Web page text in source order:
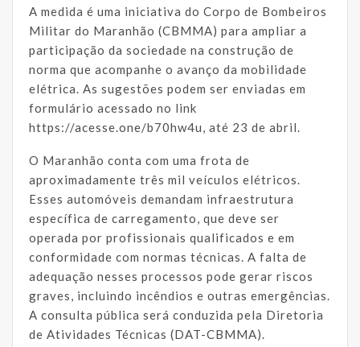
A medida é uma iniciativa do Corpo de Bombeiros
Militar do Maranhão (CBMMA) para ampliar a
participação da sociedade na construção de
norma que acompanhe o avanço da mobilidade
elétrica. As sugestões podem ser enviadas em
formulário acessado no link
https://acesse.one/b70hw4u, até 23 de abril.
O Maranhão conta com uma frota de
aproximadamente três mil veículos elétricos.
Esses automóveis demandam infraestrutura
específica de carregamento, que deve ser
operada por profissionais qualificados e em
conformidade com normas técnicas. A falta de
adequação nesses processos pode gerar riscos
graves, incluindo incêndios e outras emergências.
A consulta pública será conduzida pela Diretoria
de Atividades Técnicas (DAT-CBMMA).